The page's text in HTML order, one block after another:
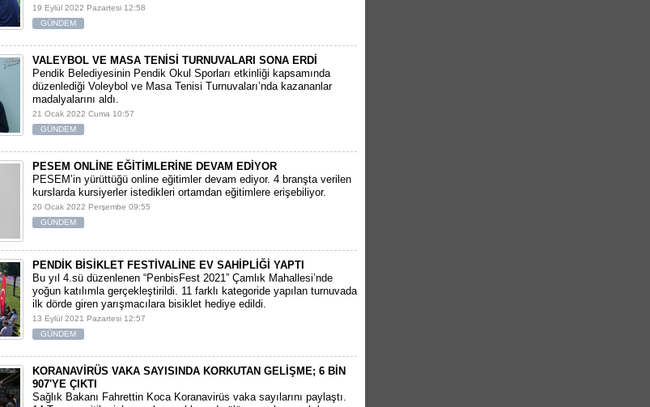
19 Eylül 2022 Pazartesi 12:58
GÜNDEM
VALEYBOL VE MASA TENİSİ TURNUVALARI SONA ERDİ
Pendik Belediyesinin Pendik Okul Sporları etkinliği kapsamında
düzenlediği Voleybol ve Masa Tenisi Turnuvaları’nda kazananlar
madalyalarını aldı.
21 Ocak 2022 Cuma 10:57
GÜNDEM
PESEM ONLİNE EĞİTİMLERİNE DEVAM EDİYOR
PESEM’in yürüttüğü online eğitimler devam ediyor. 4 branşta verilen
kurslarda kursiyerler istedikleri ortamdan eğitimlere erişebiliyor.
20 Ocak 2022 Perşembe 09:55
GÜNDEM
PENDİK BİSİKLET FESTİVALİNE EV SAHİPLİĞİ YAPTI
Bu yıl 4.sü düzenlenen “PenbisFest 2021” Çamlık Mahallesi’nde
yoğun katılımla gerçekleştirildi. 11 farklı kategoride yapılan turnuvada
ilk dörde giren yarışmacılara bisiklet hediye edildi.
13 Eylül 2021 Pazartesi 12:57
GÜNDEM
KORANAVİRÜS VAKA SAYISINDA KORKUTAN GELİŞME; 6 BİN
907'YE ÇIKTI
Sağlık Bakanı Fahrettin Koca Koranavirüs vaka sayılarını paylaştı.